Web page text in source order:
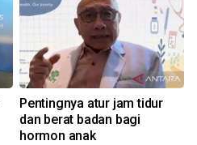
Pentingnya atur jam tidur
dan berat badan bagi
hormon anak